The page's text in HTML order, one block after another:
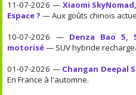
11-07-2026 — Xiaomi
Espace ? — Aux goûts chinois
10-07-2026 — Denza Bao 5,
motorisé— SUV hybride
01-07-2026 — Changan Deepal
En France à l'automne.